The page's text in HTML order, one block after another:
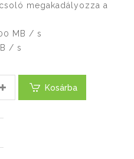
megakadályozza a
MB / s
/ s
Kosárba